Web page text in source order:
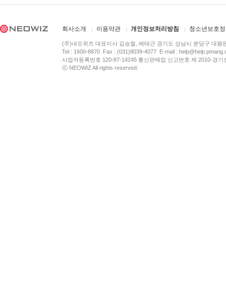
회사소개 이용약관 개인정보처리방침 청소년보호
(주)네오위즈 대표이사 김승철, 배태근 경기도 성남시 분당구 대왕
Tel : 1600-8870 Fax : (031)8039-4077 E-mail :
사업자등록번호 120-87-14245 통신판매업 신고번호 제 2010-경
ⓒ NEOWIZ All rights reserved.